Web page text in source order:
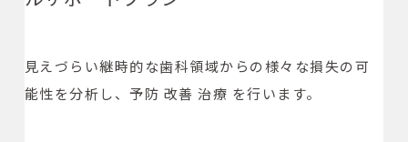
見えづらい継時的な歯科領域からの様々な損失の可
能性を分析し、予防 改善 治療 を行います。